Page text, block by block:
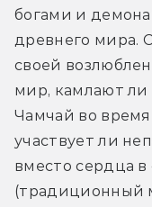
богами и
древнего мира.
своей
мир, камлают ли
Чамчай во
участвует ли
вместо сердца
(традиционный